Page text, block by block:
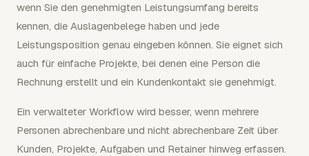
wenn Sie den genehmigten Leistungsumfang bereits
kennen, die Auslagenbelege haben und jede
Leistungsposition genau eingeben können. Sie eignet sich
auch für einfache Projekte, bei denen eine Person die
Rechnung erstellt und ein Kundenkontakt sie genehmigt.
Ein verwalteter Workflow wird besser, wenn mehrere
Personen abrechenbare und nicht abrechenbare Zeit über
Kunden, Projekte, Aufgaben und Retainer hinweg erfassen.